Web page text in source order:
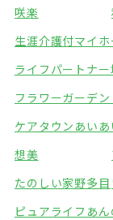
咲楽
生涯介護付マイ
ライフパートナー
フラワーガーデン
ケアタウンあい
想美
たのしい家野多目
ピュアライフあん